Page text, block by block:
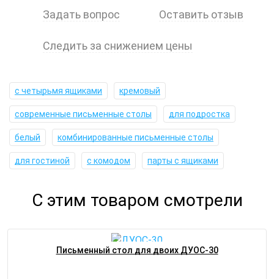
Задать вопрос Оставить отзыв
Следить за снижением цены
с четырьмя ящиками кремовый
современные письменные столы для подростка
белый комбинированные письменные столы
для гостиной с комодом парты с ящиками
С этим товаром смотрели
Письменный стол для двоих ДУОС-30